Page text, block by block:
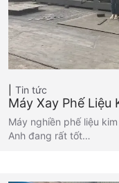
Tin tức
Máy Xay Phế Liệu
Máy nghiền phế liệu
Anh đang rất tốt…